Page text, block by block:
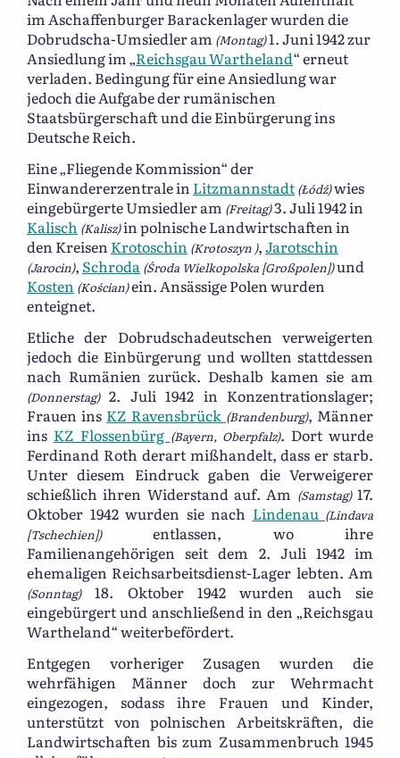
im Aschaffenburger Barackenlager wurden die
Dobrudscha-Umsiedler am (Montag)1. Juni 1942 zur
Ansiedlung im „Reichsgau Wartheland“ erneut
verladen. Bedingung für eine Ansiedlung war
jedoch die Aufgabe der rumänischen
Staatsbürgerschaft und die Einbürgerung ins
Deutsche Reich.
Eine „Fliegende Kommission“ der
Einwandererzentrale in Litzmannstadt (Łódź)wies
eingebürgerte Umsiedler am (Freitag)3. Juli 1942 in
Kalisch (Kalisz)in polnische Landwirtschaften in
den Kreisen Krotoschin (Krotoszyn ),Jarotschin
(Jarocin), Schroda (Środa Wielkopolska [Großpolen])und
Kosten (Kościan)ein. Ansässige Polen wurden
enteignet.
Etliche der Dobrudschadeutschen verweigerten
jedoch die Einbürgerung und wollten stattdessen
nach Rumänien zurück. Deshalb kamen sie am
(Donnerstag)2. Juli 1942 in Konzentrationslager;
Frauen ins KZ Ravensbrück (Brandenburg), Männer
ins KZ Flossenbürg (Bayern, Oberpfalz). Dort wurde
Ferdinand Roth derart mißhandelt, dass er starb.
Unter diesem Eindruck gaben die Verweigerer
schießlich ihren Widerstand auf. Am (Samstag)17.
Oktober 1942 wurden sie nach Lindenau (Lindava
[Tschechien])entlassen, wo ihre
Familienangehörigen seit dem 2. Juli 1942 im
ehemaligen Reichsarbeitsdienst-Lager lebten. Am
(Sonntag)18. Oktober 1942 wurden auch sie
eingebürgert und anschließend in den „Reichsgau
Wartheland“ weiterbefördert.
Entgegen vorheriger Zusagen wurden die
wehrfähigen Männer doch zur Wehrmacht
eingezogen, sodass ihre Frauen und Kinder,
unterstützt von polnischen Arbeitskräften, die
Landwirtschaften bis zum Zusammenbruch 1945